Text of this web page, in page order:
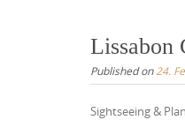
Lissabon
Published on24.
Sightseeing &